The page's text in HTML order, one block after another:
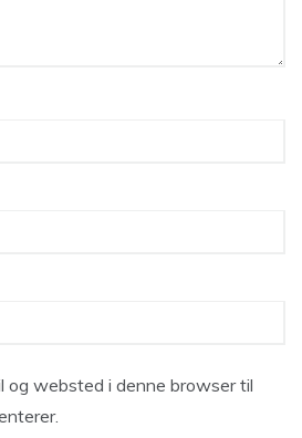
og websted i denne browser til